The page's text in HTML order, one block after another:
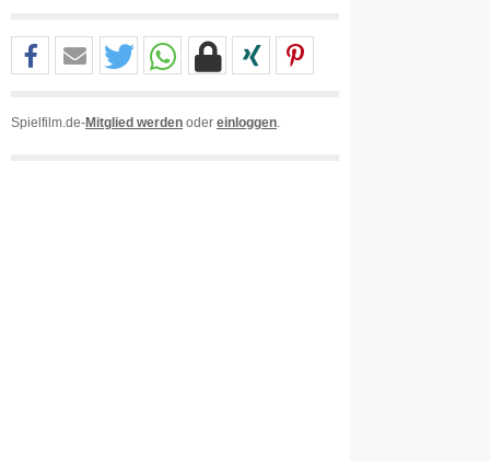
Spielfilm.de-Mitglied werden oder einloggen